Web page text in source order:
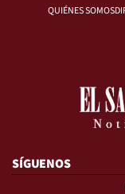
QUIÉNES SOMOS
SÍGUENOS